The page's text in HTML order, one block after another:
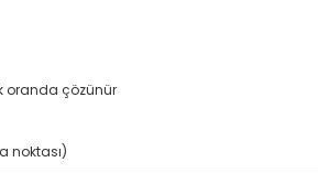
oranda çözünür
noktası)